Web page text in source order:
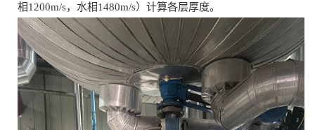
相1200m/s，水相1480m/s）计算各层厚度。